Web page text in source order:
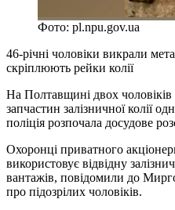
Фото: pl.npu.gov.ua
46-річні чоловіки викрали
скріплюють рейки колії
На Полтавщині двох
запчастин залізничної колії
поліція розпочала досудове
Охоронці приватного
використовує відвідну
вантажів, повідомили до
про підозрілих чоловіків.